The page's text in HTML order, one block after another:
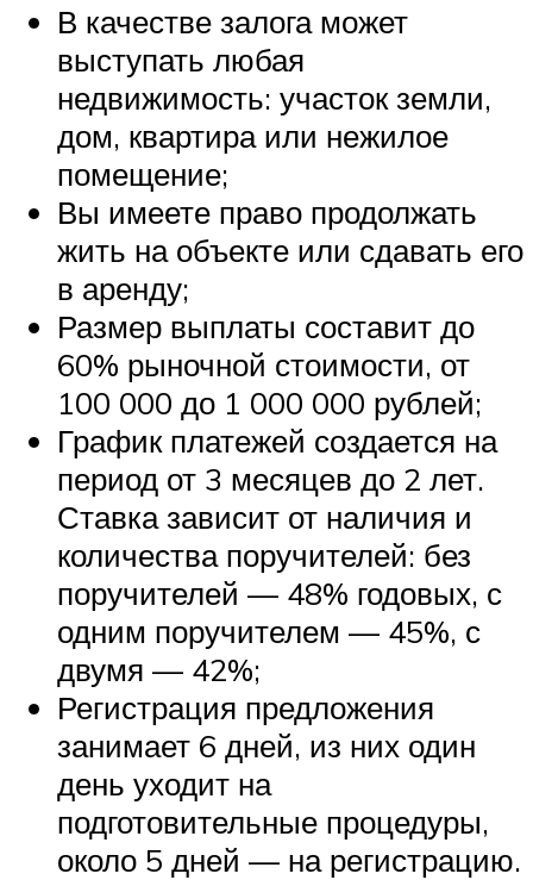
В качестве залога может
выступать любая
недвижимость: участок земли,
дом, квартира или нежилое
помещение;
Вы имеете право продолжать
жить на объекте или сдавать его
в аренду;
Размер выплаты составит до
60% рыночной стоимости, от
100 000 до 1 000 000 рублей;
График платежей создается на
период от 3 месяцев до 2 лет.
Ставка зависит от наличия и
количества поручителей: без
поручителей — 48% годовых, с
одним поручителем — 45%, с
двумя — 42%;
Регистрация предложения
занимает 6 дней, из них один
день уходит на
подготовительные процедуры,
около 5 дней — на регистрацию.